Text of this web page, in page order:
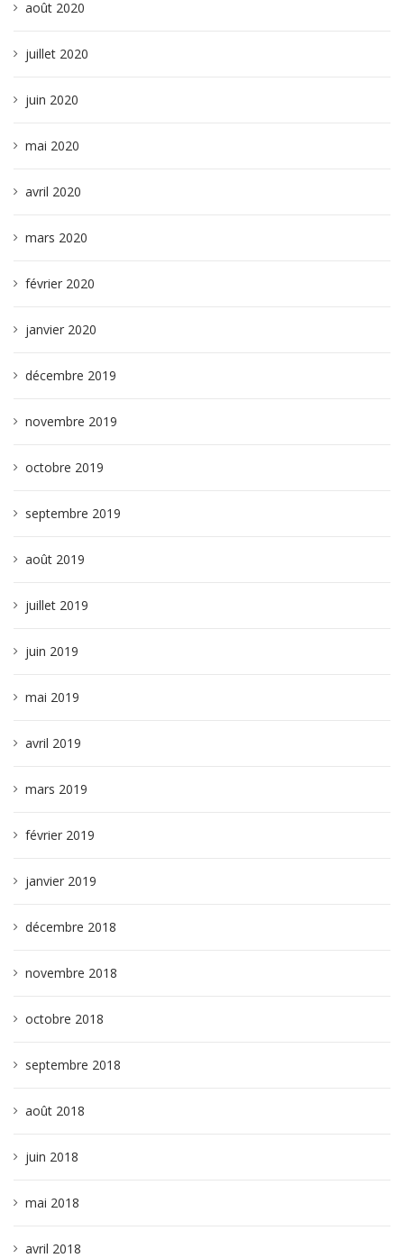
août 2020
juillet 2020
juin 2020
mai 2020
avril 2020
mars 2020
février 2020
janvier 2020
décembre 2019
novembre 2019
octobre 2019
septembre 2019
août 2019
juillet 2019
juin 2019
mai 2019
avril 2019
mars 2019
février 2019
janvier 2019
décembre 2018
novembre 2018
octobre 2018
septembre 2018
août 2018
juin 2018
mai 2018
avril 2018